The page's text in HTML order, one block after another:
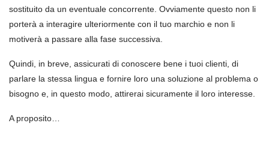
sostituito da un eventuale concorrente. Ovviamente questo non li
porterà a interagire ulteriormente con il tuo marchio e non li
motiverà a passare alla fase successiva.
Quindi, in breve, assicurati di conoscere bene i tuoi clienti, di
parlare la stessa lingua e fornire loro una soluzione al problema o
bisogno e, in questo modo, attirerai sicuramente il loro interesse.
A proposito…